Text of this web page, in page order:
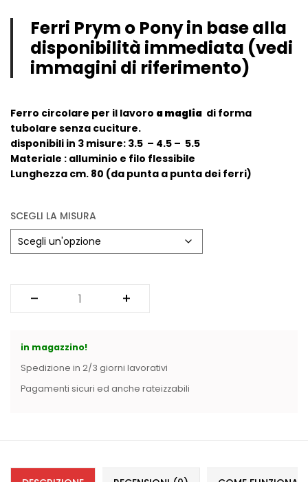
Ferri Prym o Pony in base alla
disponibilità immediata (vedi
immagini di riferimento)
Ferro circolare per il lavoro a maglia di forma
tubolare senza cuciture.
disponibili in 3 misure: 3.5 – 4.5 – 5.5
Materiale : alluminio e filo flessibile
Lunghezza cm. 80 (da punta a punta dei ferri)
SCEGLI LA MISURA
in magazzino!
Spedizione in 2/3 giorni lavorativi
Pagamenti sicuri ed anche rateizzabili